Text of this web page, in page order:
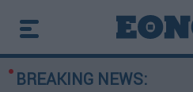
BREAKING NEWS: